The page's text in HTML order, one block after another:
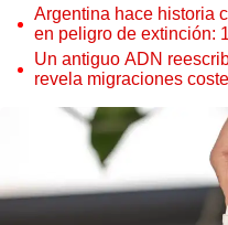
Argentina hace historia
en peligro de extinción:
en una reintroducción
ecológica
Un antiguo ADN
revela migraciones